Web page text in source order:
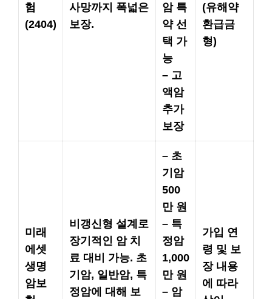
험
(2404)
사망까지 폭넓은
보장.
암 특
약 선
택 가
능
– 고
액암
추가
보장
(유해약
환급금
형)
미래
에셋
생명
암보
비갱신형 설계로
장기적인 암 치
료 대비 가능. 초
기암, 일반암, 특
정암에 대해 보
– 초
기암
500
만 원
– 특
정암
1,000
만 원
– 암
가입 연
령 및 보
장 내용
에 따라